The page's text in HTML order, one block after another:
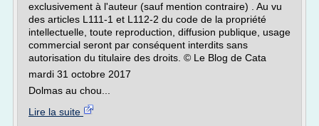
exclusivement à l'auteur (sauf mention contraire) . Au vu
des articles L111-1 et L112-2 du code de la propriété
intellectuelle, toute reproduction, diffusion publique, usage
commercial seront par conséquent interdits sans
autorisation du titulaire des droits. © Le Blog de Cata
mardi 31 octobre 2017
Dolmas au chou...
Lire la suite